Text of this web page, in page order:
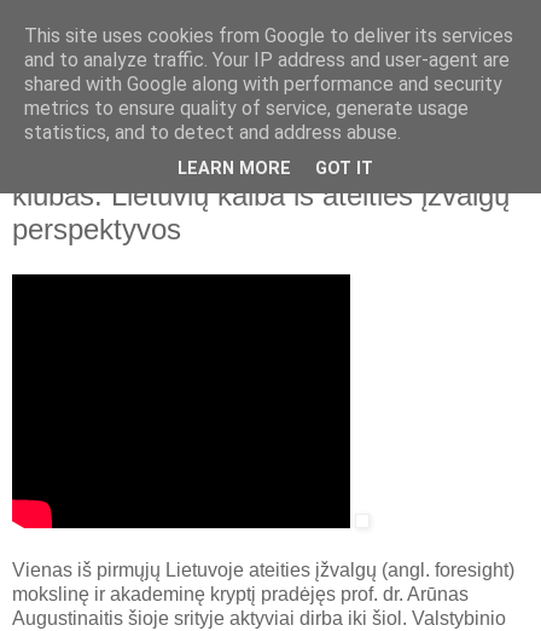
2022 m. vasario 17 d., ketvirtadienis
Lietuvos nacionalinė biblioteka. Kalbos
klubas. Lietuvių kalba iš ateities įžvalgų
perspektyvos
Vienas iš pirmųjų Lietuvoje ateities įžvalgų (angl. foresight)
mokslinę ir akademinę kryptį pradėjęs prof. dr. Arūnas
Augustinaitis šioje srityje aktyviai dirba iki šiol. Valstybinio
This site uses cookies from Google to deliver its services
and to analyze traffic. Your IP address and user-agent are
shared with Google along with performance and security
metrics to ensure quality of service, generate usage
statistics, and to detect and address abuse.
LEARN MORE GOT IT